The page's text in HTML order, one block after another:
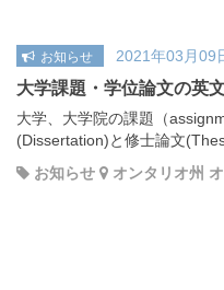
お知らせ 2021年03月09
大学課題・学位論文の英
大学、大学院の課題（
(Dissertation)と修士論文
お知らせ
オンタリオ州